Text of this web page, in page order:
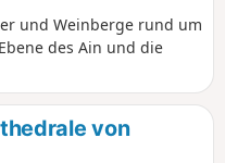
und Weinberge rund um
des Ain und die
von